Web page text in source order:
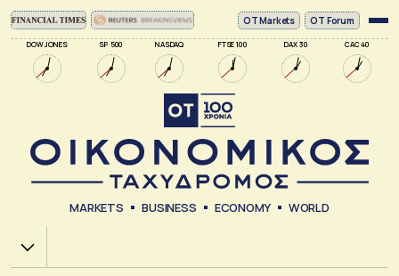
DOW JONES SP 500 NASDAQ FTSE 100 DAX 30 CAC 40
ΟΤ Markets OT Forum
MARKETS BUSINESS ECONOMY WORLD
Χ.Α.